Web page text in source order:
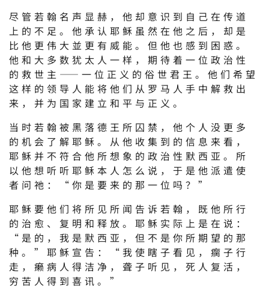
尽管若翰名声显赫，他却意识到自己在传道
上的不足。他承认耶稣虽然在他之后，却是
比他更伟大並更有威能。但他也感到困惑。
他和大多数犹太人一样，期待着一位政治性
的救世主——一位正义的俗世君王。他们希望
这样的领导人能将他们从罗马人手中解救出
来，并为国家建立和平与正义。
当时若翰被黑落德王所囚禁，他个人没更多
的机会了解耶稣。从他收集到的信息来看，
耶稣并不符合他所想象的政治性默西亚。所
以他想听听耶稣本人怎么说，于是他派遣使
者问祂：“你是要来的那一位吗？”
耶稣要他们将所见所闻告诉若翰，既他所行
的治愈、复明和释放。耶稣实际上是在说：
“是的，我是默西亚，但不是你所期望的那
种。”耶稣宣告：“我使瞎子看见，瘸子行
走，癞病人得洁净，聋子听见，死人复活，
穷苦人得到喜讯。”